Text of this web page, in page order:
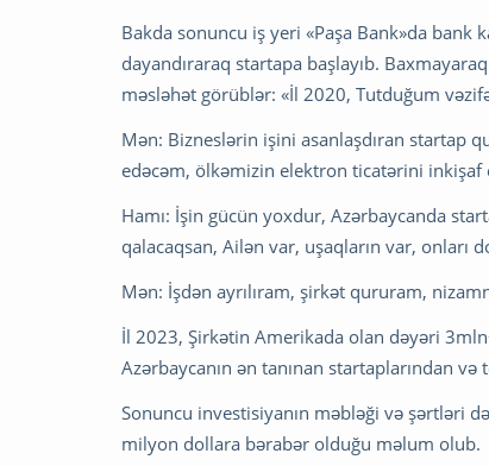
Bakda sonuncu iş yeri «Paşa Bank»da
dayandıraraq startapa başlayıb.
məsləhət görüblər: «İl 2020, Tutduğum
Mən: Bizneslərin işini asanlaşdıran startap
edəcəm, ölkəmizin elektron ticatərini inkişaf
Hamı: İşin gücün yoxdur, Azərbaycanda
qalacaqsan, Ailən var, uşaqların var, onları
Mən: İşdən ayrılıram, şirkət qururam,
İl 2023, Şirkətin Amerikada olan dəyəri
Azərbaycanın ən tanınan startaplarından
Sonuncu investisiyanın məbləği və şərtləri
milyon dollara bərabər olduğu məlum olub.